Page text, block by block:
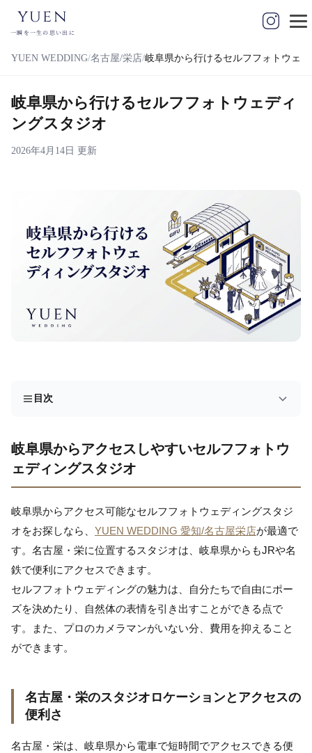
yuen
一瞬を一生の思い出に
YUEN WEDDING 名古屋/栄店 岐阜県から行けるセルフフォトウェ
岐阜県から行けるセルフフォトウェディ
ングスタジオ
2026年4月14日 更新
目次
岐阜県からアクセスしやすいセルフフォトウ
ェディングスタジオ
岐阜県からアクセス可能なセルフフォトウェディングスタジ
オをお探しなら、 YUEN WEDDING 愛知/名古屋栄店が最適で
す。名古屋・栄に位置するスタジオは、岐阜県からもJRや名
鉄で便利にアクセスできます。
セルフフォトウェディングの魅力は、自分たちで自由にポー
ズを決めたり、自然体の表情を引き出すことができる点で
す。また、プロのカメラマンがいない分、費用を抑えること
ができます。
名古屋・栄のスタジオロケーションとアクセスの
便利さ
名古屋・栄は、岐阜県から電車で短時間でアクセスできる便